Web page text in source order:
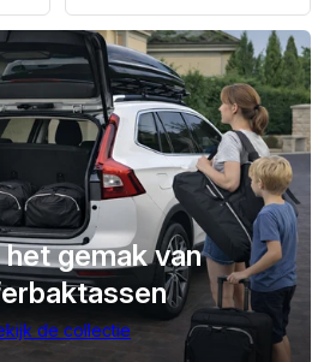
het gemak van
de collectie